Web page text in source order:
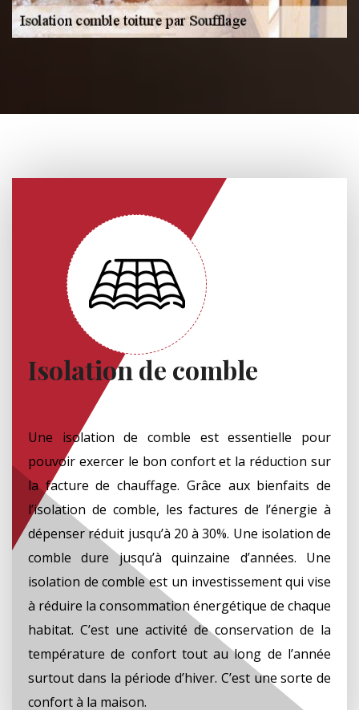
Isolation de comble
Une isolation de comble est essentielle pour
pouvoir exercer le bon confort et la réduction sur
la facture de chauffage. Grâce aux bienfaits de
l’isolation de comble, les factures de l’énergie à
dépenser réduit jusqu’à 20 à 30%. Une isolation de
comble dure jusqu’à quinzaine d’années. Une
isolation de comble est un investissement qui vise
à réduire la consommation énergétique de chaque
habitat. C’est une activité de conservation de la
température de confort tout au long de l’année
surtout dans la période d’hiver. C’est une sorte de
confort à la maison.